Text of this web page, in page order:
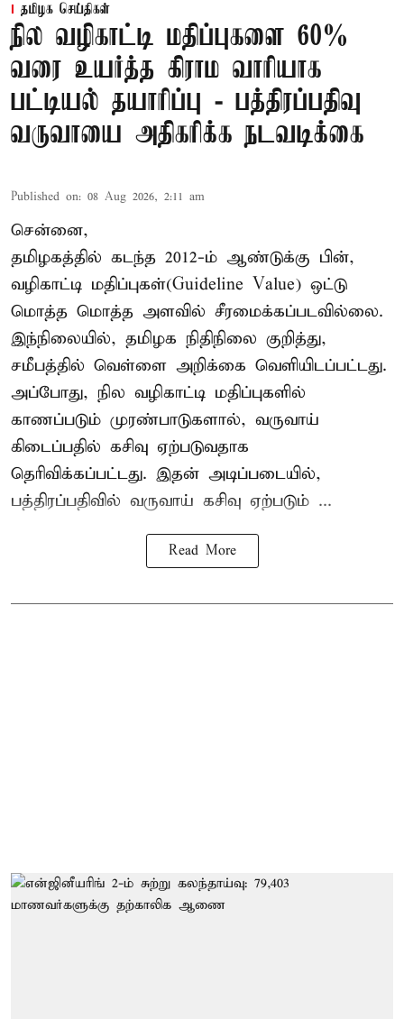
தமிழக செய்திகள்
நில வழிகாட்டி மதிப்புகளை 60%
வரை உயர்த்த கிராம வாரியாக
பட்டியல் தயாரிப்பு - பத்திரப்பதிவு
வருவாயை அதிகரிக்க நடவடிக்கை
Published on: 08 Aug 2026, 2:11 am
சென்னை,
தமிழகத்தில் கடந்த 2012-ம் ஆண்டுக்கு பின்,
வழிகாட்டி மதிப்புகள்(Guideline Value) ஒட்டு
மொத்த மொத்த அளவில் சீரமைக்கப்படவில்லை.
இந்நிலையில், தமிழக நிதிநிலை குறித்து,
சமீபத்தில் வெள்ளை அறிக்கை வெளியிடப்பட்டது.
அப்போது, நில வழிகாட்டி மதிப்புகளில்
காணப்படும் முரண்பாடுகளால், வருவாய்
கிடைப்பதில் கசிவு ஏற்படுவதாக
தெரிவிக்கப்பட்டது. இதன் அடிப்படையில்,
பத்திரப்பதிவில் வருவாய் கசிவு ஏற்படும் ...
Read More